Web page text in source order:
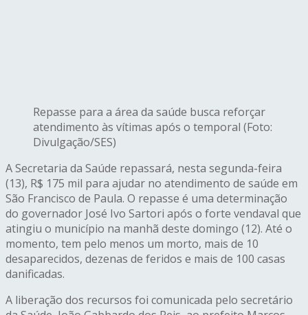
Repasse para a área da saúde busca reforçar
atendimento às vítimas após o temporal (Foto:
Divulgação/SES)
A Secretaria da Saúde repassará, nesta segunda-feira
(13), R$ 175 mil para ajudar no atendimento de saúde em
São Francisco de Paula. O repasse é uma determinação
do governador José Ivo Sartori após o forte vendaval que
atingiu o município na manhã deste domingo (12). Até o
momento, tem pelo menos um morto, mais de 10
desaparecidos, dezenas de feridos e mais de 100 casas
danificadas.
A liberação dos recursos foi comunicada pelo secretário